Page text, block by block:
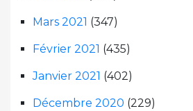
Mars 2021 (347)
Février 2021 (435)
Janvier 2021 (402)
Décembre 2020 (229)